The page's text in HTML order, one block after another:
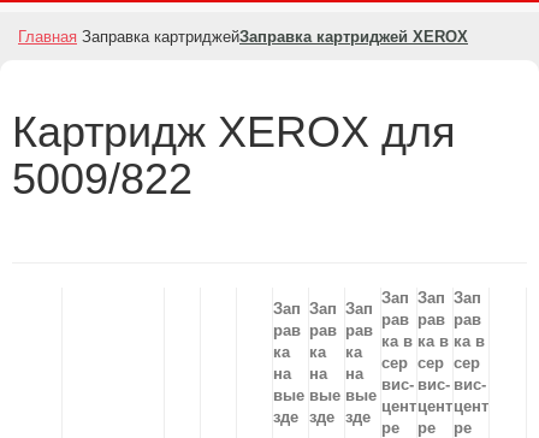
Главная Заправка картриджейЗаправка картриджей XEROX
Картридж XEROX для
5009/822
Зап
рав
ка
на
вые
зде
Зап
рав
ка
на
вые
зде
Зап
рав
ка
на
вые
зде
Зап
рав
ка в
сер
вис-
цент
ре
Зап
рав
ка в
сер
вис-
цент
ре
Зап
рав
ка в
сер
вис-
цент
ре